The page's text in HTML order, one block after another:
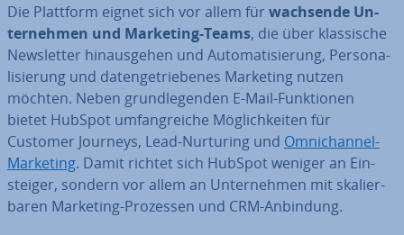
Die Plattform eignet sich vor allem für wachsende Un­
ter­neh­men und Marketing-Teams, die über klas­si­sche
News­let­ter hin­aus­ge­hen und Au­to­ma­ti­sie­rung, Per­so­na­
li­sie­rung und da­ten­ge­trie­be­nes Marketing nutzen
möchten. Neben grund­le­gen­den E-Mail-Funk­tio­nen
bietet HubSpot um­fang­rei­che Mög­lich­kei­ten für
Customer Journeys, Lead-Nurturing und Om­nich­an­nel-
Marketing. Damit richtet sich HubSpot weniger an Ein­
stei­ger, sondern vor allem an Un­ter­neh­men mit ska­lier­
ba­ren Marketing-Prozessen und CRM-Anbindung.